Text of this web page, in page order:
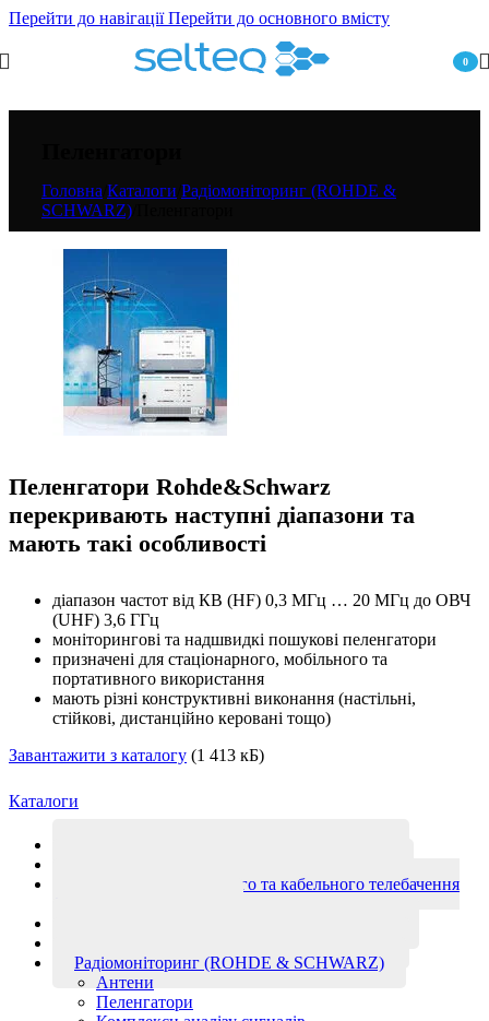
Перейти до навігаціїПерейти до основного вмісту
0
Головна Каталоги Радіомоніторинг (ROHDE &
SCHWARZ)
Пеленгатори Rohde&Schwarz
перекривають наступні діапазони та
мають такі особливості
діапазон частот від КВ (HF) 0,3 МГц … 20 МГц до ОВЧ
(UHF) 3,6 ГГц
моніторингові та надшвидкі пошукові пеленгатори
призначені для стаціонарного, мобільного та
портативного використання
мають різні конструктивні виконання (настільні,
стійкові, дистанційно керовані тощо)
Завантажити з каталогу (1 413 кБ)
Каталоги
Системи супутникового та кабельного телебачення
Радіомоніторинг (ROHDE & SCHWARZ)
Антени
Пеленгатори